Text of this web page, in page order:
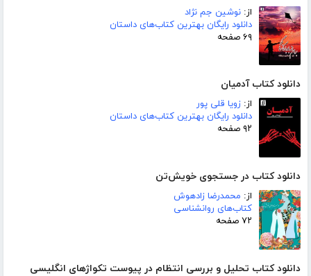
از: نوشین جم نژاد
دانلود رایگان بهترین کتاب‌های داستان
۶۹ صفحه
دانلود کتاب آدمیان
از: زویا قلی پور
دانلود رایگان بهترین کتاب‌های داستان
۹۲ صفحه
دانلود کتاب در جستجوی خویش‌تن
از: محمدرضا زادهوش
کتاب‌های روانشناسی
۷۲ صفحه
دانلود کتاب تحلیل و بررسی انتظام در پیوست تکواژهای انگلیسی